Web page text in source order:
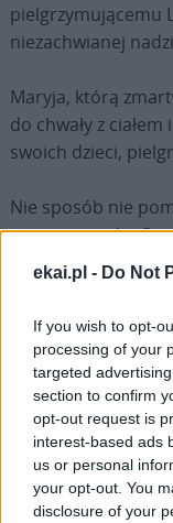
ekai.pl - Do Not
If you wish to opt-
processing of your
targeted
section to confirm
opt-out request is
interest-based ads
us or personal
your opt-out. You
disclosure of your
pielgrzymującemu
niezachwianej
Maryja, którą
do chwały z
swoich dzieci,
Nie sposób nie
ostatniej pieśni
św. Bernarda,
Córo swego Syna”
tu na ziemi,
żywiącym
Porębowicz), to
Siostry i bracia, ta
wpisuje się w
„Pielgrzymi
będzie wyznaczał